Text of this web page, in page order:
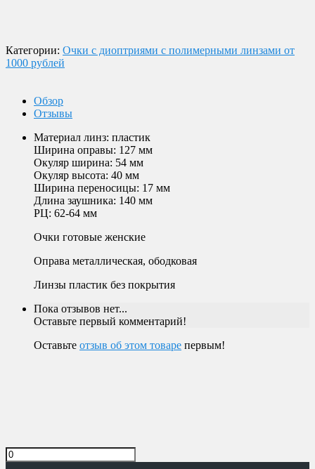
Категории: Очки с диоптриями с полимерными линзами от
1000 рублей
Обзор
Отзывы
Материал линз: пластик
Ширина оправы: 127 мм
Окуляр ширина: 54 мм
Окуляр высота: 40 мм
Ширина переносицы: 17 мм
Длина заушника: 140 мм
РЦ: 62-64 мм
Очки готовые женские
Оправа металлическая, ободковая
Линзы пластик без покрытия
Пока отзывов нет...
Оставьте первый комментарий!
Оставьте отзыв об этом товаре первым!